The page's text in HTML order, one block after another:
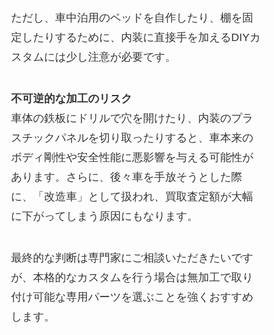
ただし、車中泊用のベッドを自作したり、棚を固
定したりするために、内装に直接手を加えるDIYカ
スタムには少し注意が必要です。
不可逆的な加工のリスク
車体の鉄板にドリルで穴を開けたり、内装のプラ
スチックパネルを切り取ったりすると、車本来の
ボディ剛性や安全性能に悪影響を与える可能性が
あります。さらに、後々車を手放そうとした際
に、「改造車」として扱われ、買取査定額が大幅
に下がってしまう原因にもなります。
最終的な判断は専門家にご相談いただきたいです
が、本格的なカスタムを行う場合は無加工で取り
付け可能な専用パーツを選ぶことを強くおすすめ
します。